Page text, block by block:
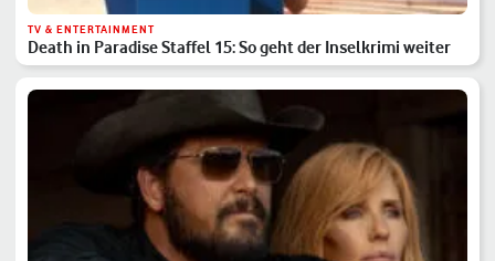
TV & ENTERTAINMENT
Death in Paradise Staffel 15: So geht der Inselkrimi weiter